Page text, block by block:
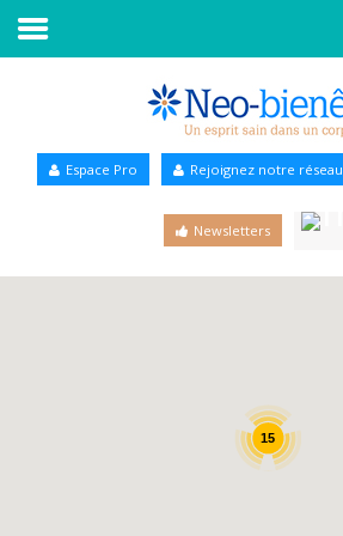
Annuaire Bien-être
Espace Pro Rejoignez notre réseau
Newsletters
15